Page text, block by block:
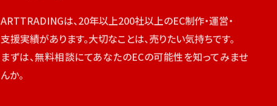
ARTTRADINGは、20年以上200社以上のEC制作・運営・
支援実績があります。大切なことは、売りたい気持ちです。
まずは、無料相談にてあなたのECの可能性を知ってみませ
んか。